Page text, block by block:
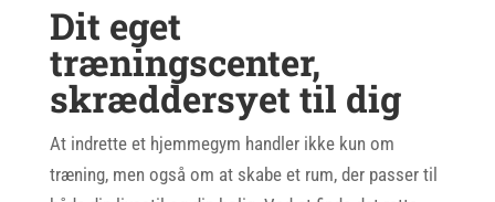
Dit eget
træningscenter,
skræddersyet til dig
At indrette et hjemmegym handler ikke kun om
træning, men også om at skabe et rum, der passer til